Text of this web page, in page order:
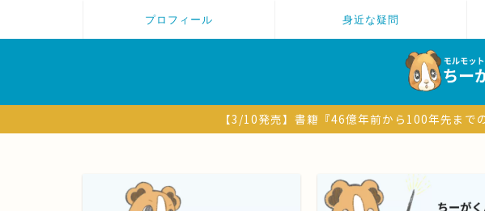
プロフィール 身近な疑問
【3/10発売】書籍『46億年前から100年先まで